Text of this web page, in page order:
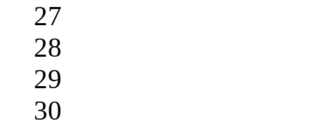
27
28
29
30